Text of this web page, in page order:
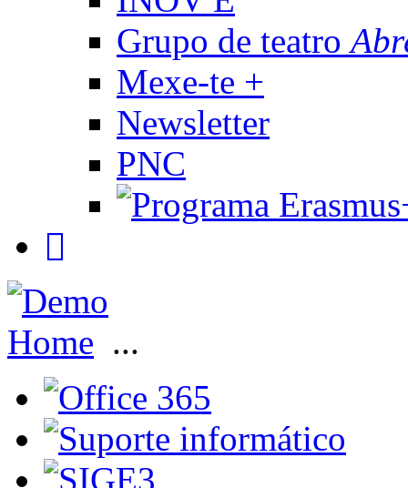
Grupo de teatro
Mexe-te +
Newsletter
PNC
Home ...